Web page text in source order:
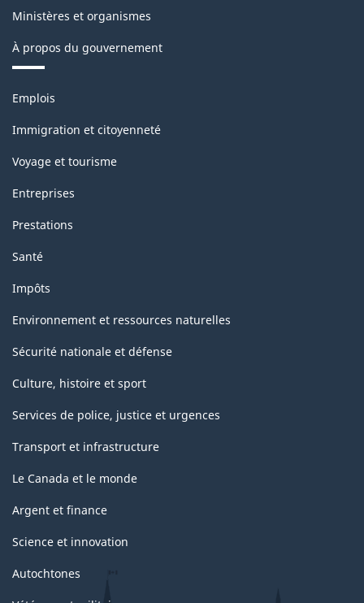
Ministères et organismes
À propos du gouvernement
Thèmes
sujets
Emplois
Immigration et citoyenneté
Voyage et tourisme
Entreprises
Prestations
Santé
Impôts
Environnement et ressources naturelles
Sécurité nationale et défense
Culture, histoire et sport
Services de police, justice et urgences
Transport et infrastructure
Le Canada et le monde
Argent et finance
Science et innovation
Autochtones